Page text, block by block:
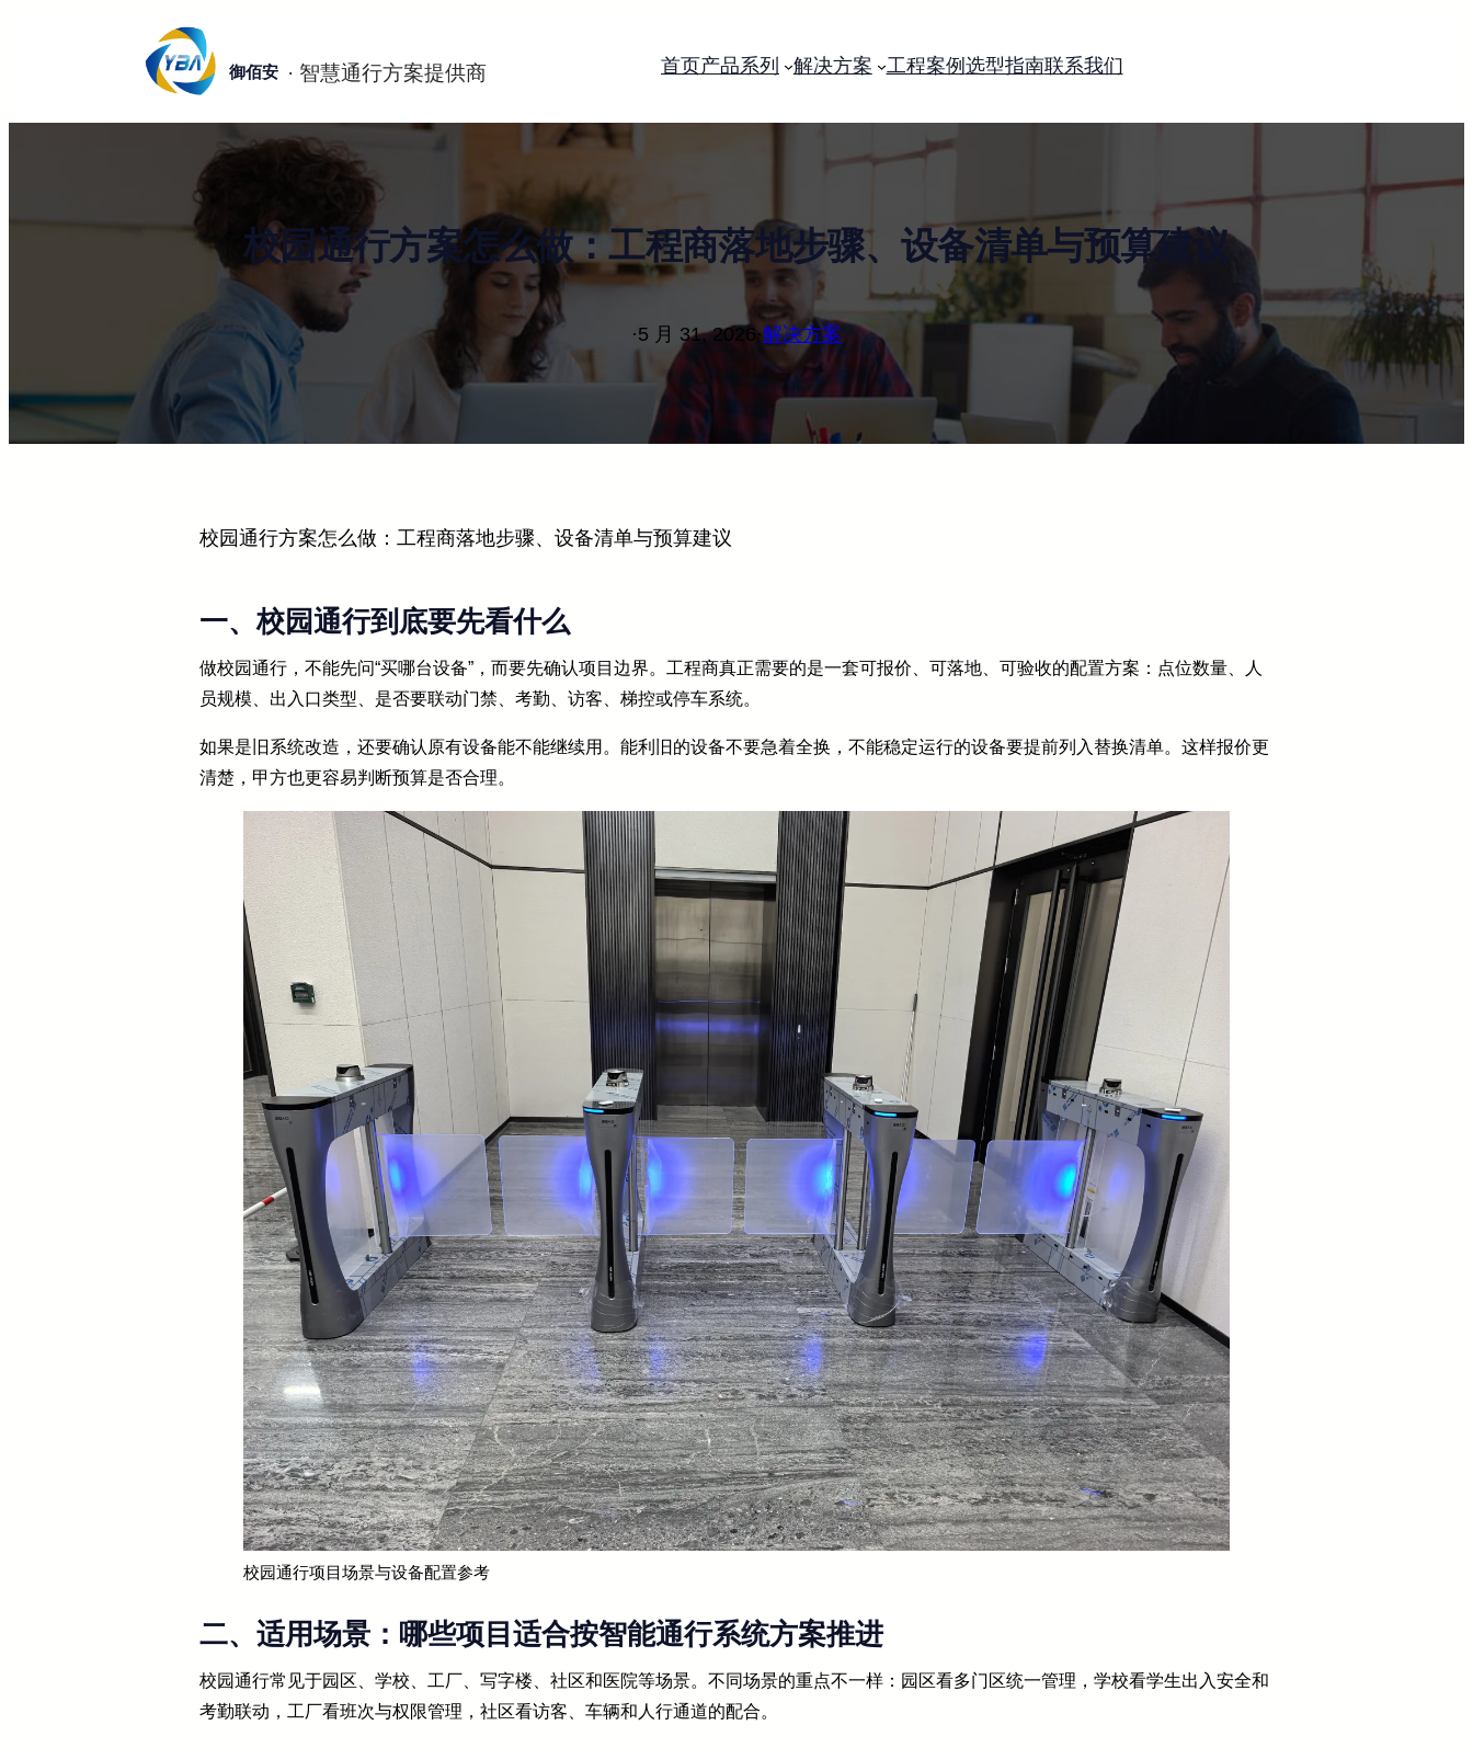
御佰安 首页产品系列 解决方案 工程案例 选型指南联系我们
校园通行方案怎么做：工程商落地步骤、设备清单与预算建议
·5 月 31, 2026·解决方案
校园通行方案怎么做：工程商落地步骤、设备清单与预算建议
一、校园通行到底要先看什么
做校园通行，不能先问“买哪台设备”，而要先确认项目边界。工程商真正需要的是一套可报价、可落地、可验收的配置方案：点位数量、人
员规模、出入口类型、是否要联动门禁、考勤、访客、梯控或停车系统。
如果是旧系统改造，还要确认原有设备能不能继续用。能利旧的设备不要急着全换，不能稳定运行的设备要提前列入替换清单。这样报价更
清楚，甲方也更容易判断预算是否合理。
校园通行项目场景与设备配置参考
二、适用场景：哪些项目适合按智能通行系统方案推进
校园通行常见于园区、学校、工厂、写字楼、社区和医院等场景。不同场景的重点不一样：园区看多门区统一管理，学校看学生出入安全和
考勤联动，工厂看班次与权限管理，社区看访客、车辆和人行通道的配合。